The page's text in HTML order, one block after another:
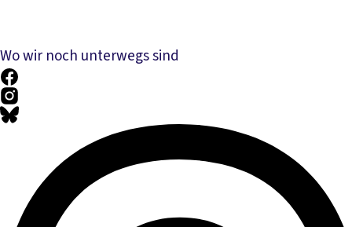
Wo wir noch unterwegs sind